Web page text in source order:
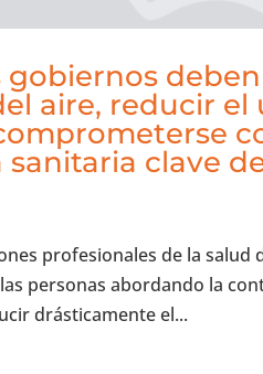
gobiernos
aire, reducir el
clave
profesionales de la
personas abordando la
drásticamente el...